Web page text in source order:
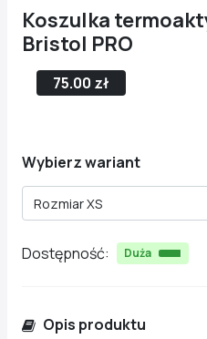
Koszulka
Bristol PRO
75.00 zł
Wybierz wariant
Rozmiar XS
Dostępność: Duża
Opis produktu